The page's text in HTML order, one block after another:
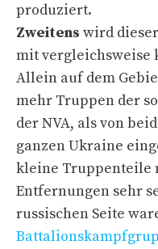
produziert.
Zweitens wird
mit vergleichsweise
Allein auf dem
mehr Truppen der
der NVA, als von
ganzen Ukraine
kleine Truppenteile
Entfernungen sehr
russischen Seite